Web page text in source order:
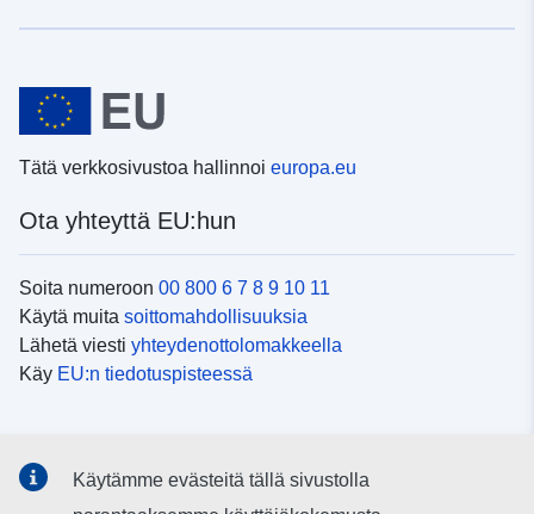
Tätä verkkosivustoa hallinnoi europa.eu
Ota yhteyttä EU:hun
Soita numeroon 00 800 6 7 8 9 10 11
Käytä muita soittomahdollisuuksia
Lähetä viesti yhteydenottolomakkeella
Käy EU:n tiedotuspisteessä
Käytämme evästeitä tällä sivustolla